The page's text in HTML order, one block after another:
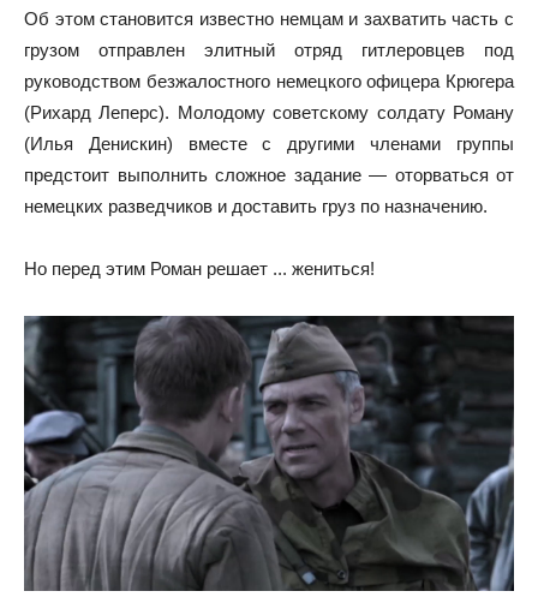
Об этом становится известно немцам и захватить часть с
грузом отправлен элитный отряд гитлеровцев под
руководством безжалостного немецкого офицера Крюгера
(Рихард Леперс). Молодому советскому солдату Роману
(Илья Денискин) вместе с другими членами группы
предстоит выполнить сложное задание — оторваться от
немецких разведчиков и доставить груз по назначению.
Но перед этим Роман решает ... жениться!